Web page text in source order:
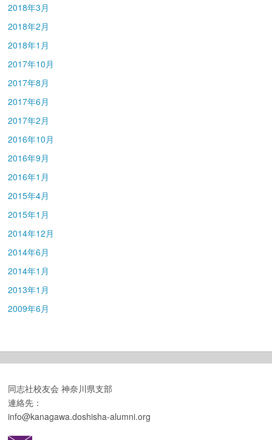
2018年3月
2018年2月
2018年1月
2017年10月
2017年8月
2017年6月
2017年2月
2016年10月
2016年9月
2016年1月
2015年4月
2015年1月
2014年12月
2014年6月
2014年1月
2013年1月
2009年6月
同志社校友会 神奈川県支部
連絡先：
info@kanagawa.doshisha-alumni.org